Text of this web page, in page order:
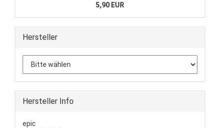
5,90 EUR
Hersteller
Hersteller Info
epic